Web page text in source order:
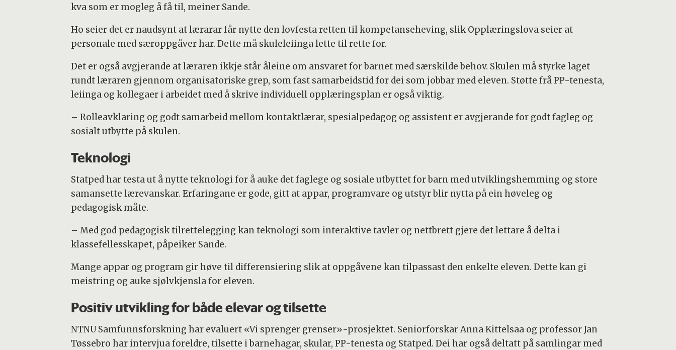
kva som er mogleg å få til, meiner Sande.
Ho seier det er naudsynt at lærarar får nytte den lovfesta retten til kompetanseheving, slik Opplæringslova seier at
personale med særoppgåver har. Dette må skuleleiinga lette til rette for.
Det er også avgjerande at læraren ikkje står åleine om ansvaret for barnet med særskilde behov. Skulen må styrke laget
rundt læraren gjennom organisatoriske grep, som fast samarbeidstid for dei som jobbar med eleven. Støtte frå PP-tenesta,
leiinga og kollegaer i arbeidet med å skrive individuell opplæringsplan er også viktig.
– Rolleavklaring og godt samarbeid mellom kontaktlærar, spesialpedagog og assistent er avgjerande for godt fagleg og
sosialt utbytte på skulen.
Teknologi
Statped har testa ut å nytte teknologi for å auke det faglege og sosiale utbyttet for barn med utviklingshemming og store
samansette lærevanskar. Erfaringane er gode, gitt at appar, programvare og utstyr blir nytta på ein høveleg og
pedagogisk måte.
– Med god pedagogisk tilrettelegging kan teknologi som interaktive tavler og nettbrett gjere det lettare å delta i
klassefellesskapet, påpeiker Sande.
Mange appar og program gir høve til differensiering slik at oppgåvene kan tilpassast den enkelte eleven. Dette kan gi
meistring og auke sjølvkjensla for eleven.
Positiv utvikling for både elevar og tilsette
NTNU Samfunnsforskning har evaluert «Vi sprenger grenser»-prosjektet. Seniorforskar Anna Kittelsaa og professor Jan
Tøssebro har intervjua foreldre, tilsette i barnehagar, skular, PP-tenesta og Statped. Dei har også deltatt på samlingar med